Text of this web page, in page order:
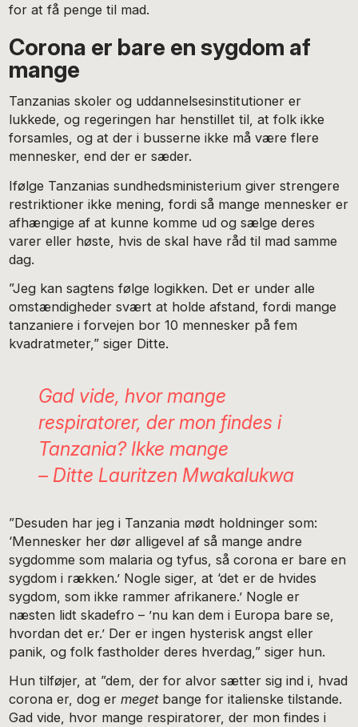
for at få penge til mad.
Corona er bare en sygdom af
mange
Tanzanias skoler og uddannelsesinstitutioner er
lukkede, og regeringen har henstillet til, at folk ikke
forsamles, og at der i busserne ikke må være flere
mennesker, end der er sæder.
Ifølge Tanzanias sundhedsministerium giver strengere
restriktioner ikke mening, fordi så mange mennesker er
afhængige af at kunne komme ud og sælge deres
varer eller høste, hvis de skal have råd til mad samme
dag.
”Jeg kan sagtens følge logikken. Det er under alle
omstændigheder svært at holde afstand, fordi mange
tanzaniere i forvejen bor 10 mennesker på fem
kvadratmeter,” siger Ditte.
Gad vide, hvor mange
respiratorer, der mon findes i
Tanzania? Ikke mange
– Ditte Lauritzen Mwakalukwa
”Desuden har jeg i Tanzania mødt holdninger som:
‘Mennesker her dør alligevel af så mange andre
sygdomme som malaria og tyfus, så corona er bare en
sygdom i rækken.’ Nogle siger, at ‘det er de hvides
sygdom, som ikke rammer afrikanere.’ Nogle er
næsten lidt skadefro – ’nu kan dem i Europa bare se,
hvordan det er.’ Der er ingen hysterisk angst eller
panik, og folk fastholder deres hverdag,” siger hun.
Hun tilføjer, at ”dem, der for alvor sætter sig ind i, hvad
corona er, dog ermeget bange for italienske tilstande.
Gad vide, hvor mange respiratorer, der mon findes i